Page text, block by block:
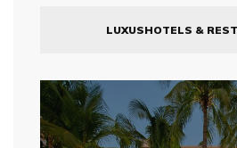
LUXUSHOTELS &